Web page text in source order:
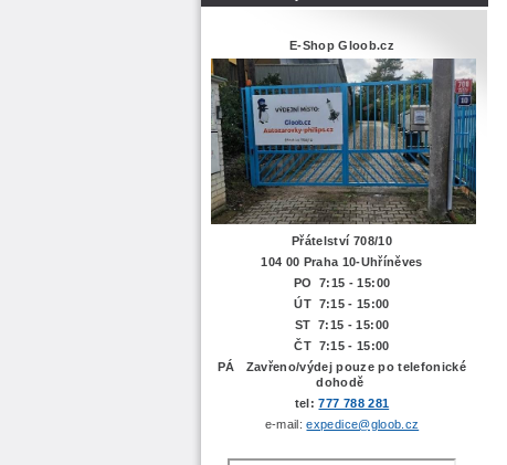
E-Shop Gloob.cz
Přátelství 708/10
104 00 Praha 10-Uhříněves
PO 7:15 - 15:00
ÚT 7:15 - 15:00
ST 7:15 - 15:00
ČT 7:15 - 15:00
PÁ Zavřeno/výdej pouze po telefonické
dohodě
tel:777 788 281
e-mail:expedice@gloob.cz